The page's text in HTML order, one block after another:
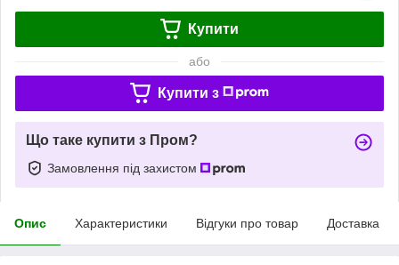
Купити
або
Купити з
Що таке купити з Пром?
Замовлення під захистом
Опис Характеристики Відгуки про товар Доставка